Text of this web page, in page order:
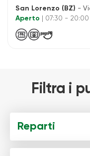
San Lorenzo (BZ) -
Aperto
| 07:30 - 20:00
Filtra i
Reparti